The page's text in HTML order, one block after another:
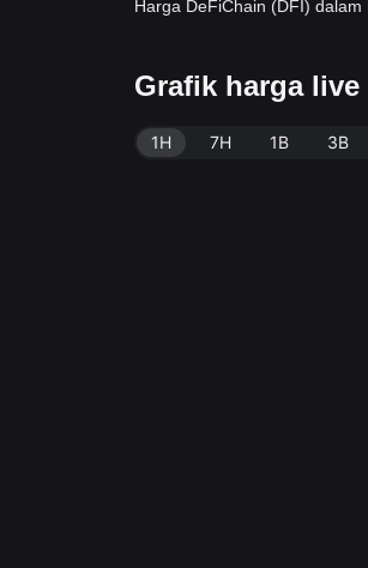
Harga DeFiChain (DFI) dalam
Grafik harga live
1H 7H 1B 3B